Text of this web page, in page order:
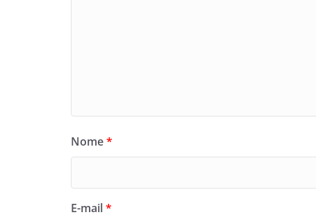
Nome*
E-mail*